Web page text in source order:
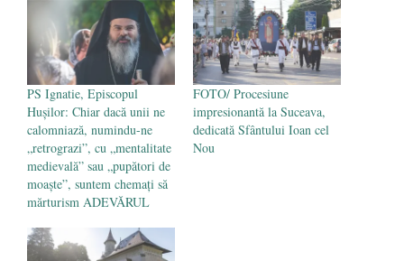
Voicescu, pomenit, duminică, la
Mănăstirea Cernica - 27 iulie 2024
PS Ignatie, Episcopul
Hușilor: Chiar dacă unii ne
calomniază, numindu-ne
„retrograzi”, cu „mentalitate
medievală” sau „pupători de
moaște”, suntem chemați să
mărturism ADEVĂRUL
FOTO/ Procesiune
impresionantă la Suceava,
dedicată Sfântului Ioan cel
Nou